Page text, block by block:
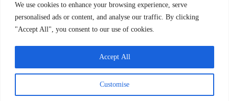
We use cookies to enhance your browsing experience, serve
personalised ads or content, and analyse our traffic. By clicking
"Accept All", you consent to our use of cookies.
Customise
Accept All
我们Contact Us:电话(Tel)：+86-0755-23736433;手机
（Wechat）;Email:sales@ydhjkj.cn;Whatsapp:+44-
Suite 517, Block A, Jiada R&D